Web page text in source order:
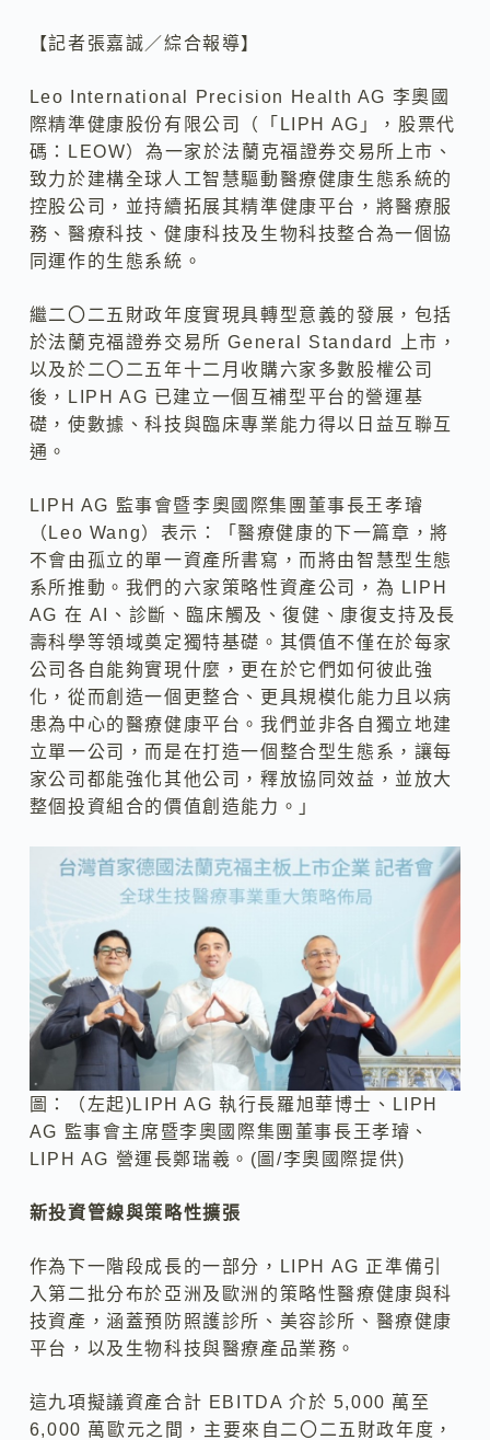
【記者張嘉誠／綜合報導】
Leo International Precision Health AG 李奧國
際精準健康股份有限公司（「LIPH AG」，股票代
碼：LEOW）為一家於法蘭克福證券交易所上市、
致力於建構全球人工智慧驅動醫療健康生態系統的
控股公司，並持續拓展其精準健康平台，將醫療服
務、醫療科技、健康科技及生物科技整合為一個協
同運作的生態系統。
繼二〇二五財政年度實現具轉型意義的發展，包括
於法蘭克福證券交易所 General Standard 上市，
以及於二〇二五年十二月收購六家多數股權公司
後，LIPH AG 已建立一個互補型平台的營運基
礎，使數據、科技與臨床專業能力得以日益互聯互
通。
LIPH AG 監事會暨李奧國際集團董事長王孝璿
（Leo Wang）表示：「醫療健康的下一篇章，將
不會由孤立的單一資產所書寫，而將由智慧型生態
系所推動。我們的六家策略性資產公司，為 LIPH
AG 在 AI、診斷、臨床觸及、復健、康復支持及長
壽科學等領域奠定獨特基礎。其價值不僅在於每家
公司各自能夠實現什麼，更在於它們如何彼此強
化，從而創造一個更整合、更具規模化能力且以病
患為中心的醫療健康平台。我們並非各自獨立地建
立單一公司，而是在打造一個整合型生態系，讓每
家公司都能強化其他公司，釋放協同效益，並放大
整個投資組合的價值創造能力。」
圖：（左起)LIPH AG 執行長羅旭華博士、LIPH
AG 監事會主席暨李奧國際集團董事長王孝璿、
LIPH AG 營運長鄭瑞羲。(圖/李奧國際提供)
新投資管線與策略性擴張
作為下一階段成長的一部分，LIPH AG 正準備引
入第二批分布於亞洲及歐洲的策略性醫療健康與科
技資產，涵蓋預防照護診所、美容診所、醫療健康
平台，以及生物科技與醫療產品業務。
這九項擬議資產合計 EBITDA 介於 5,000 萬至
6,000 萬歐元之間，主要來自二〇二五財政年度，